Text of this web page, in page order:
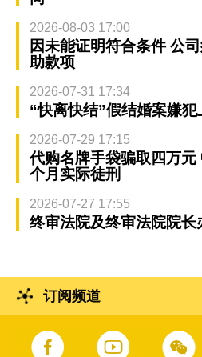
2026-08-03 17:00
因未能证明符合条件 公
助款项
2026-07-31 17:34
“快离快结”假结婚案嫌
2026-07-29 17:15
代购名牌手袋骗取四万
个月实际徒刑
2026-07-27 17:55
终审法院及终审法院院长
订阅频道